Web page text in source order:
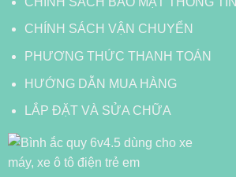
CHÍNH SÁCH VẬN CHUYỂN
PHƯƠNG THỨC THANH TOÁN
HƯỚNG DẪN MUA HÀNG
LẮP ĐẶT VÀ SỬA CHỮA